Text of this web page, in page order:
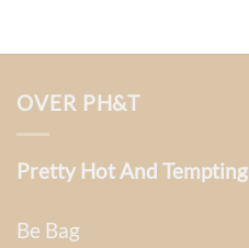
OVER PH&T
Pretty Hot And Tempting
Be Bag